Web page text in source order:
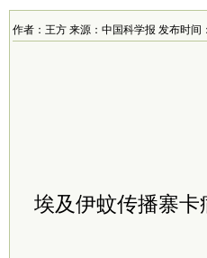
作者：王方 来源：中国科学报 发布时间
埃及伊蚊传播寨